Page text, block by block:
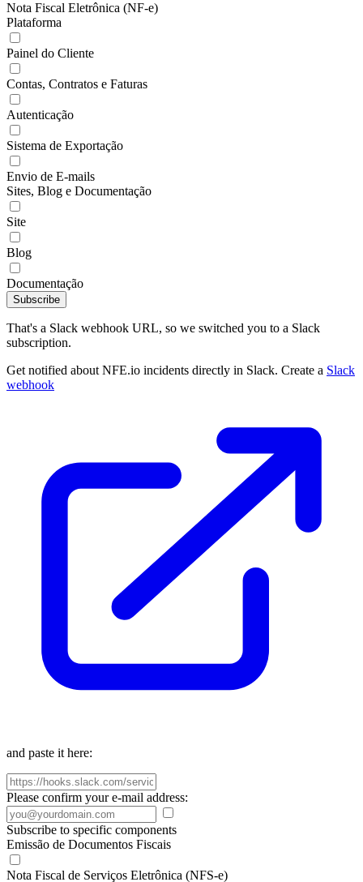
Nota Fiscal Eletrônica (NF-e)
Plataforma
Painel do Cliente
Contas, Contratos e Faturas
Autenticação
Sistema de Exportação
Envio de E-mails
Sites, Blog e Documentação
Site
Blog
Documentação
Subscribe
That's a Slack webhook URL, so we switched you to a Slack
subscription.
Get notified about NFE.io incidents directly in Slack. Create a Slack
webhook
and paste it here:
Please confirm your e-mail address:
Subscribe to specific components
Emissão de Documentos Fiscais
Nota Fiscal de Serviços Eletrônica (NFS-e)